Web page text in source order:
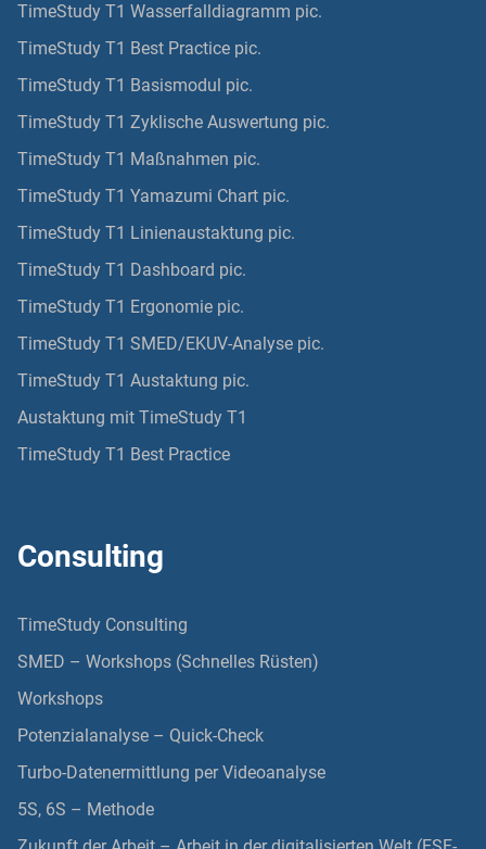
TimeStudy T1 Wasserfalldiagramm pic.
TimeStudy T1 Best Practice pic.
TimeStudy T1 Basismodul pic.
TimeStudy T1 Zyklische Auswertung pic.
TimeStudy T1 Maßnahmen pic.
TimeStudy T1 Yamazumi Chart pic.
TimeStudy T1 Linienaustaktung pic.
TimeStudy T1 Dashboard pic.
TimeStudy T1 Ergonomie pic.
TimeStudy T1 SMED/EKUV-Analyse pic.
TimeStudy T1 Austaktung pic.
Austaktung mit TimeStudy T1
TimeStudy T1 Best Practice
Consulting
TimeStudy Consulting
SMED – Workshops (Schnelles Rüsten)
Workshops
Potenzialanalyse – Quick-Check
Turbo-Datenermittlung per Videoanalyse
5S, 6S – Methode